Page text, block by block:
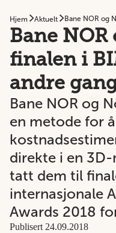
Hjem Aktuelt Bane NOR og
Bane
finalen i
andre
Bane NOR og
en metode for
direkte i en
tatt dem til
internasjonale
Awards 2018
Publisert 24.09.2018